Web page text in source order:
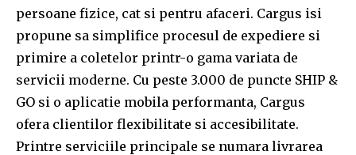
persoane fizice, cat si pentru afaceri. Cargus isi
propune sa simplifice procesul de expediere si
primire a coletelor printr-o gama variata de
servicii moderne. Cu peste 3.000 de puncte SHIP &
GO si o aplicatie mobila performanta, Cargus
ofera clientilor flexibilitate si accesibilitate.
Printre serviciile principale se numara livrarea